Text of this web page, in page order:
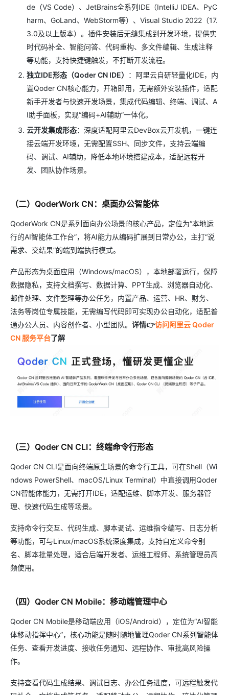
de（VS Code）、JetBrains全系列IDE（IntelliJ IDEA、PyC
harm、GoLand、WebStorm等）、Visual Studio 2022（17.
3.0及以上版本）。插件安装后无缝集成到开发环境，提供实
时代码补全、智能问答、代码重构、多文件编辑、生成注释
等功能，支持快捷键触发，不打断开发流程。
独立IDE形态（Qoder CN IDE）
：阿里云自研轻量化IDE，内
置Qoder CN核心能力，开箱即用，无需额外安装插件，适配
新手开发者与快速开发场景，集成代码编辑、终端、调试、A
I助手面板，实现“编码+AI辅助”一体化。
云开发集成形态：深度适配阿里云DevBox云开发机，一键连
接云端开发环境，无需配置SSH、同步文件，支持云端编
码、调试、AI辅助，降低本地环境搭建成本，适配远程开
发、团队协作场景。
（二）QoderWork CN：桌面办公智能体
QoderWork CN是系列面向办公场景的核心产品，定位为“本地运
行的AI智能体工作台”，将AI能力从编码扩展到日常办公，主打“说
需求、交结果”的端到端执行模式。
产品形态为桌面应用（Windows/macOS），本地部署运行，保障
数据隐私，支持文档撰写、数据计算、PPT生成、浏览器自动化、
邮件处理、文件整理等办公任务，内置产品、运营、HR、财务、
法务等岗位专属技能，无需编写代码即可实现办公自动化，适配普
通办公人员、内容创作者、小型团队。 详情👉访问阿里云 Qoder
CN 服务平台了解
（三）Qoder CN CLI：终端命令行形态
Qoder CN CLI是面向终端原生场景的命令行工具，可在Shell（Wi
ndows PowerShell、macOS/Linux Terminal）中直接调用Qoder
CN智能体能力，无需打开IDE，适配运维、脚本开发、服务器管
理、快速代码生成等场景。
支持命令行交互、代码生成、脚本调试、运维指令编写、日志分析
等功能，可与Linux/macOS系统深度集成，支持自定义命令别
名、脚本批量处理，适合后端开发者、运维工程师、系统管理员高
频使用。
（四）Qoder CN Mobile：移动端管理中心
Qoder CN Mobile是移动端应用（iOS/Android），定位为“AI智能
体移动指挥中心”，核心功能是随时随地管理Qoder CN系列智能体
任务、查看开发进度、接收任务通知、远程协作、审批高风险操
作。
支持查看代码生成结果、调试日志、办公任务进度，可远程触发代